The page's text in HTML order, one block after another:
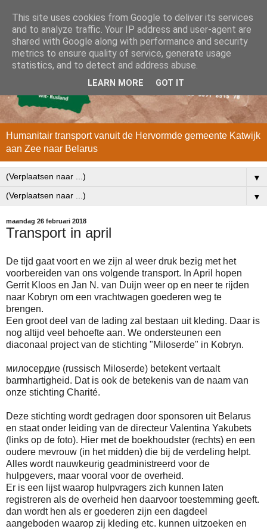
Humanitair transport vanuit de Hervormde gemeente Katwijk
aan Zee naar Belarus
▼
▼
maandag 26 februari 2018
Transport in april
De tijd gaat voort en we zijn al weer druk bezig met het
voorbereiden van ons volgende transport. In April hopen
Gerrit Kloos en Jan N. van Duijn weer op en neer te rijden
naar Kobryn om een vrachtwagen goederen weg te
brengen.
Een groot deel van de lading zal bestaan uit kleding. Daar is
nog altijd veel behoefte aan. We ondersteunen een
diaconaal project van de stichting "Miloserde" in Kobryn.
милосердие (russisch Miloserde) betekent vertaalt
barmhartigheid. Dat is ook de betekenis van de naam van
onze stichting Charité.
Deze stichting wordt gedragen door sponsoren uit Belarus
en staat onder leiding van de directeur Valentina Yakubets
(links op de foto). Hier met de boekhoudster (rechts) en een
oudere mevrouw (in het midden) die bij de verdeling helpt.
Alles wordt nauwkeurig geadministreerd voor de
hulpgevers, maar vooral voor de overheid.
Er is een lijst waarop hulpvragers zich kunnen laten
registreren als de overheid hen daarvoor toestemming geeft.
dan wordt hen als er goederen zijn een dagdeel
aangeboden waarop zij kleding etc. kunnen uitzoeken en
This site uses cookies from Google to deliver its services
and to analyze traffic. Your IP address and user-agent are
shared with Google along with performance and security
metrics to ensure quality of service, generate usage
statistics, and to detect and address abuse.
LEARN MORE GOT IT